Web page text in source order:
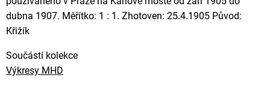
dubna 1907. Měřítko: 1 : 1. Zhotoven: 25.4.1905 Původ:
Křižík
Součástí kolekce
Výkresy MHD